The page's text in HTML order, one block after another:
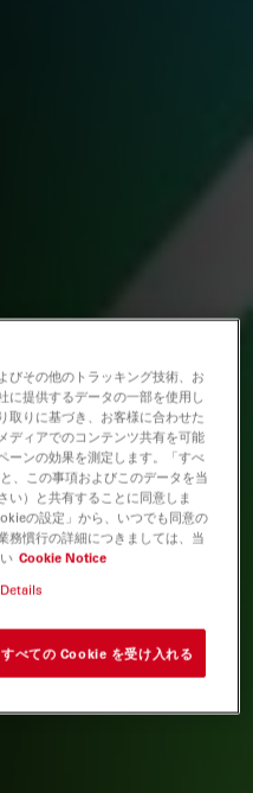
びその他のトラッキング技術、お
に提供するデータの一部を使用し
取りに基づき、お客様に合わせた
ディアでのコンテンツ共有を可能
ーンの効果を測定します。「すべ
、この事項およびこのデータを当
い）と共有することに同意しま
の設定」から、いつでも同意の
務慣行の詳細につきましては、当
Cookie Notice
すべての Cookie を受け入れる